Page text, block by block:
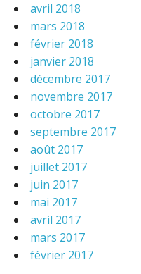
avril 2018
mars 2018
février 2018
janvier 2018
décembre 2017
novembre 2017
octobre 2017
septembre 2017
août 2017
juillet 2017
juin 2017
mai 2017
avril 2017
mars 2017
février 2017